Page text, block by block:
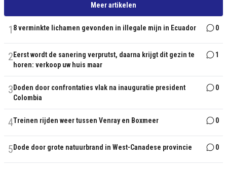
Meer artikelen
1 8 verminkte lichamen gevonden in illegale mijn in Ecuador 0
2Eerst wordt de sanering verprutst, daarna krijgt dit gezin te
horen: verkoop uw huis maar
1
3Doden door confrontaties vlak na inauguratie president
Colombia
0
4Treinen rijden weer tussen Venray en Boxmeer 0
5Dode door grote natuurbrand in West-Canadese provincie 0